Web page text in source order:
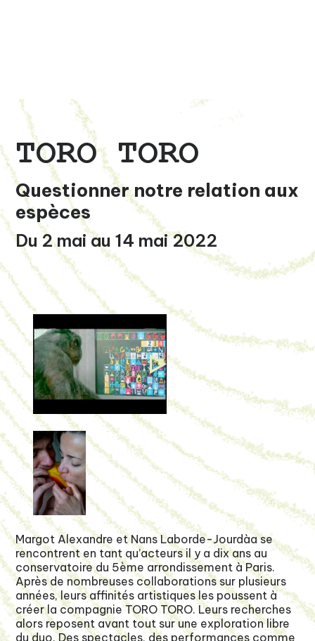
TORO TORO
Questionner notre relation aux
espèces
Du 2 mai au 14 mai 2022
Margot Alexandre et Nans Laborde-Jourdàa se
rencontrent en tant qu’acteurs il y a dix ans au
conservatoire du 5ème arrondissement à Paris.
Après de nombreuses collaborations sur plusieurs
années, leurs affinités artistiques les poussent à
créer la compagnie TORO TORO. Leurs recherches
alors reposent avant tout sur une exploration libre
du duo. Des spectacles, des performances comme